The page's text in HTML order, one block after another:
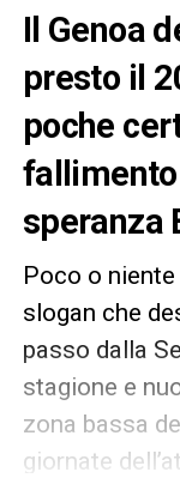
Il Genoa
presto il
poche
speranza
Poco o
slogan che
passo dalla
stagione e
zona bassa
giornate